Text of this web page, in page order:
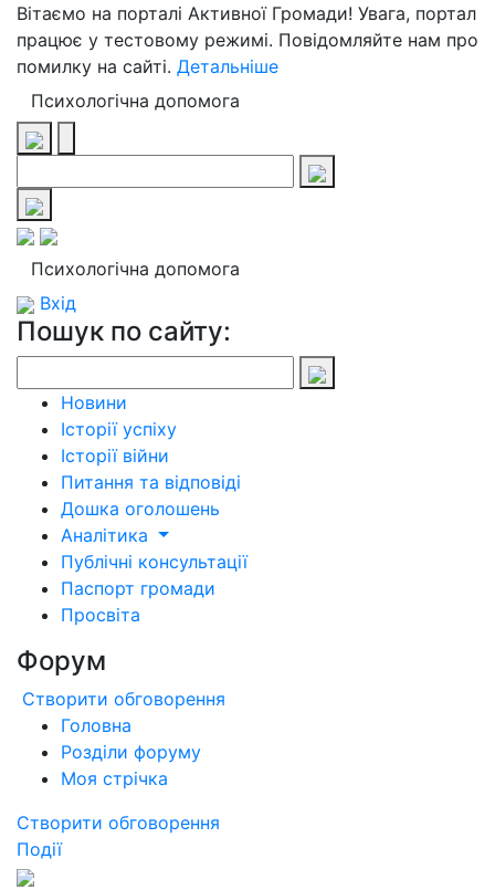
Вітаємо на порталі Активної Громади! Увага, портал
працює у тестовому режимі. Повідомляйте нам про
помилку на сайті. Детальніше
Психологічна допомога
Психологічна допомога
Вхід
Пошук по сайту:
Новини
Історії успіху
Історії війни
Питання та відповіді
Дошка оголошень
Аналітика
Публічні консультації
Паспорт громади
Просвіта
Форум
Створити обговорення
Головна
Розділи форуму
Моя стрічка
Створити обговорення
Події